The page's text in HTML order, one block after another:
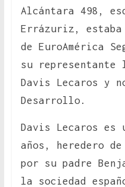
Alcántara 498,
Errázuriz, estaba
de EuroAmérica
su representante
Davis Lecaros y
Desarrollo.
Davis Lecaros es
años, heredero
por su padre
la sociedad